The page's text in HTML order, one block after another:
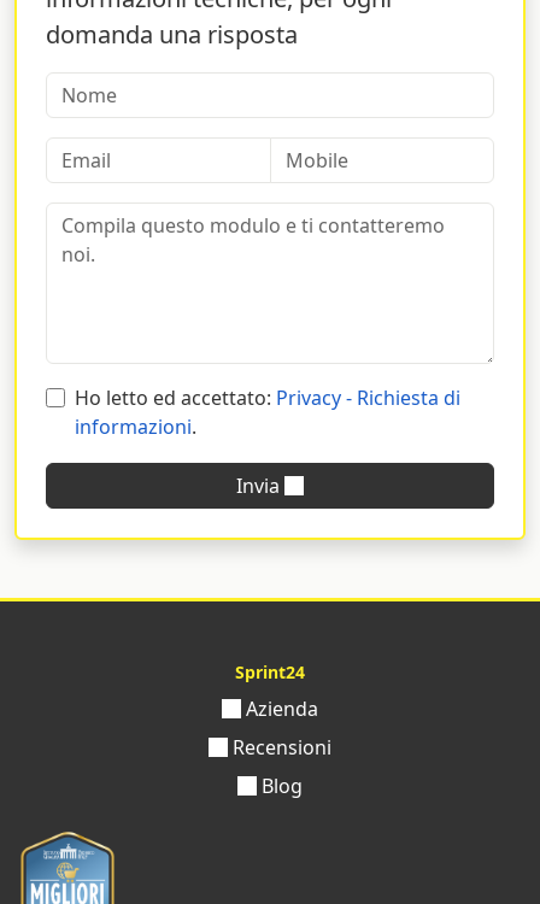
domanda una risposta
Ho letto ed accettato: Privacy - Richiesta di
informazioni.
Invia
Sprint24
Azienda
Recensioni
Blog